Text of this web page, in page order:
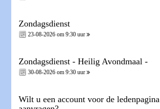
Zondagsdienst
23-08-2026 om 9:30 uur
Zondagsdienst - Heilig Avondmaal -
30-08-2026 om 9:30 uur
Wilt u een account voor de ledenpagina